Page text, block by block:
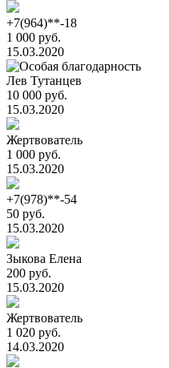
+7(964)**-18
1 000 руб.
15.03.2020
Лев Тутанцев
10 000 руб.
15.03.2020
Жертвователь
1 000 руб.
15.03.2020
+7(978)**-54
50 руб.
15.03.2020
Зыкова Елена
200 руб.
15.03.2020
Жертвователь
1 020 руб.
14.03.2020